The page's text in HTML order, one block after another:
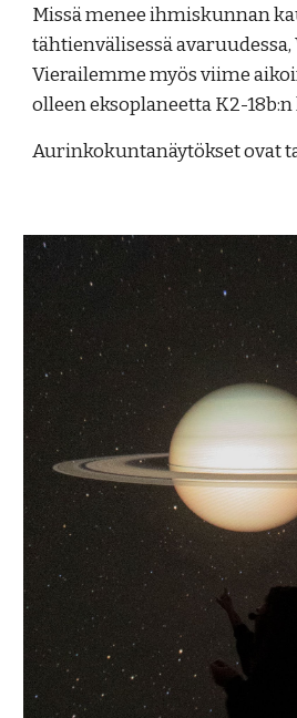
Missä menee ihmiskunnan
tähtienvälisessä avaruudessa,
Vierailemme myös viime
olleen eksoplaneetta K2-
Aurinkokuntanäytökset ovat